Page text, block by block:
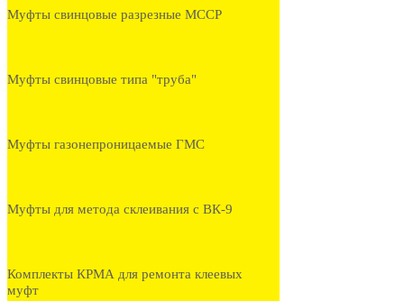
Муфты свинцовые разрезные МССР
Муфты свинцовые типа "труба"
Муфты газонепроницаемые ГМС
Муфты для метода склеивания с ВК-9
Комплекты КРМА для ремонта клеевых
муфт